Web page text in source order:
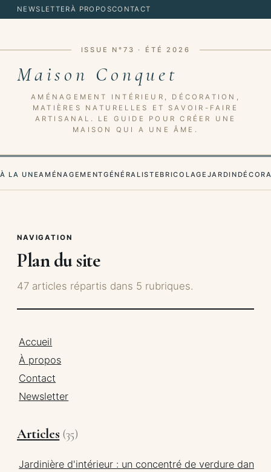
NEWSLETTERÀ PROPOSCONTACT
ISSUE N°73 · ÉTÉ 2026
Maison Conquet
AMÉNAGEMENT INTÉRIEUR, DÉCORATION,
MATIÈRES NATURELLES ET SAVOIR-FAIRE
ARTISANAL. LE GUIDE POUR CRÉER UNE
MAISON QUI A UNE ÂME.
À LA UNEAMÉNAGEMENTGÉNÉRALISTE BRICOLAGE JARDIN
NAVIGATION
Plan du site
47 articles répartis dans 5 rubriques.
Accueil
À propos
Contact
Newsletter
Articles (35)
Jardinière d'intérieur : un concentré de verdure dans